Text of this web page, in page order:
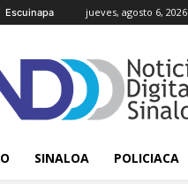
Escuinapa jueves, agosto 6, 2026
SINALOA POLICIACA